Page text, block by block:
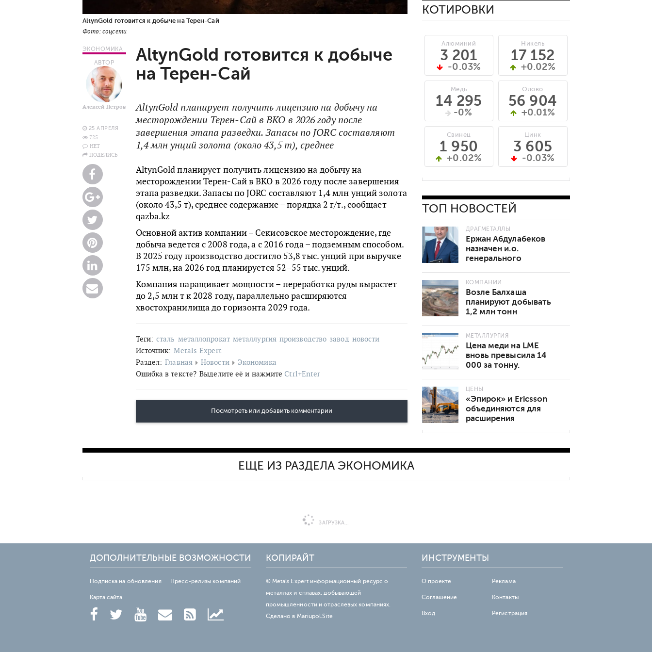
AltynGold готовится к добыче на Терен-Сай
Фото: соцсети
ЭКОНОМИКА
АВТОР
Алексей Петров
25 АПРЕЛЯ
725
НЕТ
ПОДЕЛИСЬ
AltynGold готовится к добыче
на Терен-Сай
AltynGold планирует получить лицензию на добычу на
месторождении Терен-Сай в ВКО в 2026 году после
завершения этапа разведки. Запасы по JORC составляют
1,4 млн унций золота (около 43,5 т), среднее
AltynGold планирует получить лицензию на добычу на
месторождении Терен-Сай в ВКО в 2026 году после завершения
этапа разведки. Запасы по JORC составляют 1,4 млн унций золота
(около 43,5 т), среднее содержание – порядка 2 г/т., сообщает
qazba.kz
Основной актив компании – Секисовское месторождение, где
добыча ведется с 2008 года, а с 2016 года – подземным способом.
В 2025 году производство достигло 53,8 тыс. унций при выручке
175 млн, на 2026 год планируется 52–55 тыс. унций.
Компания наращивает мощности – переработка руды вырастет
до 2,5 млн т к 2028 году, параллельно расширяются
хвостохранилища до горизонта 2029 года.
Теги: сталь металлопрокат металлургия производство завод новости
Источник: Metals-Expert
Раздел: Главная Новости
Экономика
Ошибка в тексте? Выделите её и нажмите Ctrl+Enter
Посмотреть или добавить комментарии
КОТИРОВКИ
Алюминий
3 201
-0.03%
Медь
14 295
-0%
Свинец
1 950
+0.02%
Никель
17 152
+0.02%
Олово
56 904
+0.01%
Цинк
3 605
-0.03%
ТОП НОВОСТЕЙ
ДРАГМЕТАЛЛЫ
Ержан Абдулабеков
назначен и.о.
генерального
КОМПАНИИ
Возле Балхаша
планируют добывать
1,2 млн тонн
руды в год
МЕТАЛЛУРГИЯ
Цена меди на LME
вновь превысила 14
000 за тонну.
роста
ЦЕНЫ
«Эпирок» и Ericsson
объединяются для
расширения
горнодобывающей
ЕЩЕ ИЗ РАЗДЕЛА ЭКОНОМИКА
ЗАГРУЗКА...
ДОПОЛНИТЕЛЬНЫЕ ВОЗМОЖНОСТИ
Подписка на обновления Пресс-релизы компаний
Карта сайта
КОПИРАЙТ
© Metals Expert информационный ресурс о
металлах и сплавах, добывающей
промышленности и отраслевых компаниях.
Сделано в Mariupol.Site
ИНСТРУМЕНТЫ
О проекте Реклама
Соглашение Контакты
Вход Регистрация